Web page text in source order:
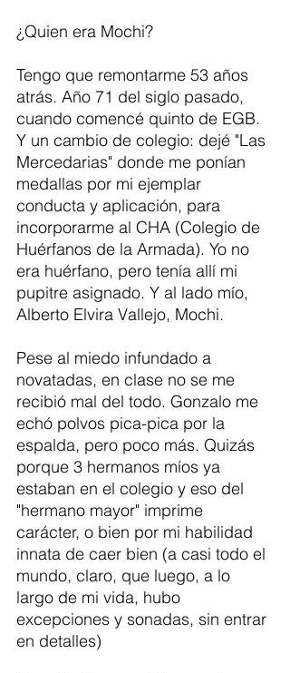
¿Quien era Mochi?
Tengo que remontarme 53 años
atrás. Año 71 del siglo pasado,
cuando comencé quinto de EGB.
Y un cambio de colegio: dejé "Las
Mercedarias" donde me ponían
medallas por mi ejemplar
conducta y aplicación, para
incorporarme al CHA (Colegio de
Huérfanos de la Armada). Yo no
era huérfano, pero tenía allí mi
pupitre asignado. Y al lado mío,
Alberto Elvira Vallejo, Mochi.
Pese al miedo infundado a
novatadas, en clase no se me
recibió mal del todo. Gonzalo me
echó polvos pica-pica por la
espalda, pero poco más. Quizás
porque 3 hermanos míos ya
estaban en el colegio y eso del
"hermano mayor" imprime
carácter, o bien por mi habilidad
innata de caer bien (a casi todo el
mundo, claro, que luego, a lo
largo de mi vida, hubo
excepciones y sonadas, sin entrar
en detalles)